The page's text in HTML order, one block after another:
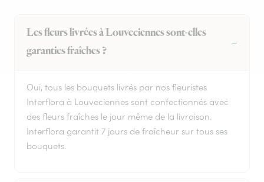
Les fleurs livrées à Louveciennes sont-elles
garanties fraîches ?
Oui, tous les bouquets livrés par nos fleuristes
Interflora à Louveciennes sont confectionnés avec
des fleurs fraîches le jour même de la livraison.
Interflora garantit 7 jours de fraîcheur sur tous ses
bouquets.